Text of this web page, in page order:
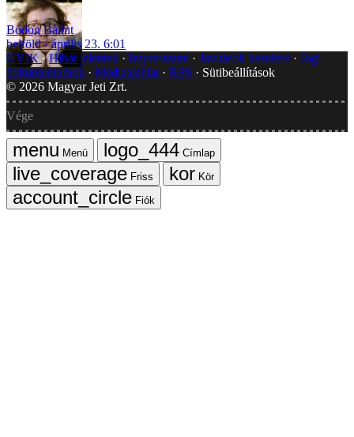
Bódog Bálint
belföld
április 23. 6:01
GYIK Hibát jelentek Impresszum Javítások kezelése
Jogi
dokumentumok
Médiaajánlat RSS
Sütibeállítások
© 2026 Magyar Jeti Zrt.
Vége
Menü
Címlap
Friss
Kör
Fiók